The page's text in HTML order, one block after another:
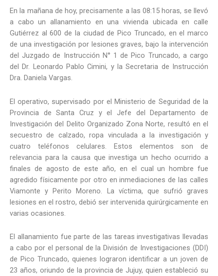
En la mañana de hoy, precisamente a las 08:15 horas, se llevó
a cabo un allanamiento en una vivienda ubicada en calle
Gutiérrez al 600 de la ciudad de Pico Truncado, en el marco
de una investigación por lesiones graves, bajo la intervención
del Juzgado de Instrucción N° 1 de Pico Truncado, a cargo
del Dr. Leonardo Pablo Cimini, y la Secretaria de Instrucción
Dra. Daniela Vargas.
El operativo, supervisado por el Ministerio de Seguridad de la
Provincia de Santa Cruz y el Jefe del Departamento de
Investigación del Delito Organizado Zona Norte, resultó en el
secuestro de calzado, ropa vinculada a la investigación y
cuatro teléfonos celulares. Estos elementos son de
relevancia para la causa que investiga un hecho ocurrido a
finales de agosto de este año, en el cual un hombre fue
agredido físicamente por otro en inmediaciones de las calles
Viamonte y Perito Moreno. La víctima, que sufrió graves
lesiones en el rostro, debió ser intervenida quirúrgicamente en
varias ocasiones.
El allanamiento fue parte de las tareas investigativas llevadas
a cabo por el personal de la División de Investigaciones (DDI)
de Pico Truncado, quienes lograron identificar a un joven de
23 años, oriundo de la provincia de Jujuy, quien estableció su